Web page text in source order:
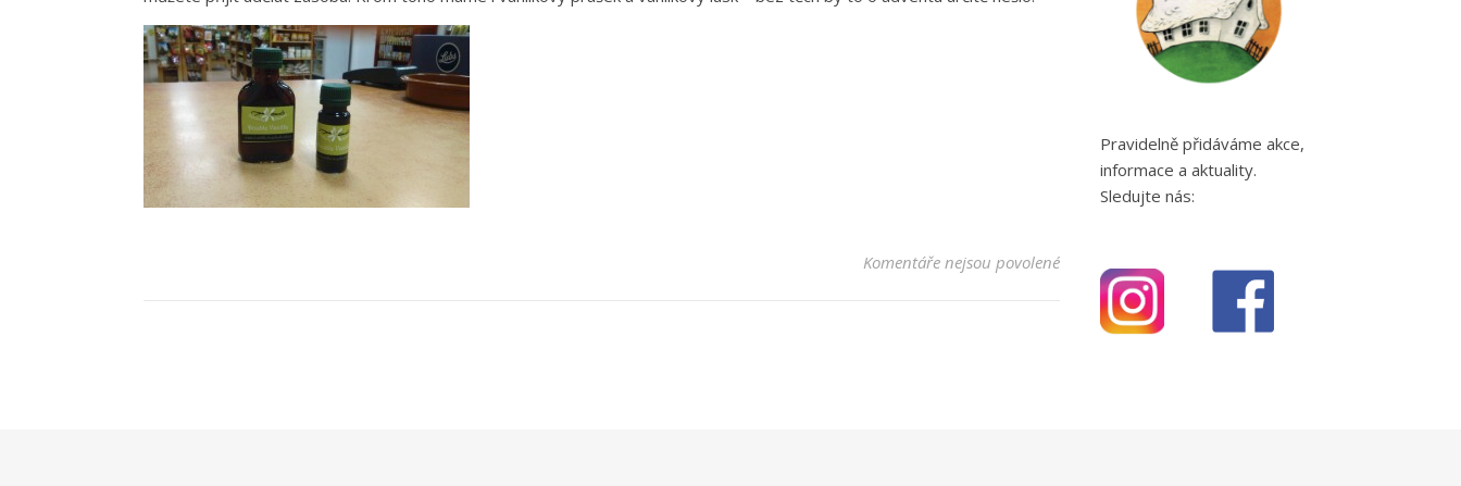
Komentáře nejsou povolenéu textu s názvem Vanilkový extrakt
Pravidelně přidáváme akce,
informace a aktuality.
Sledujte nás: